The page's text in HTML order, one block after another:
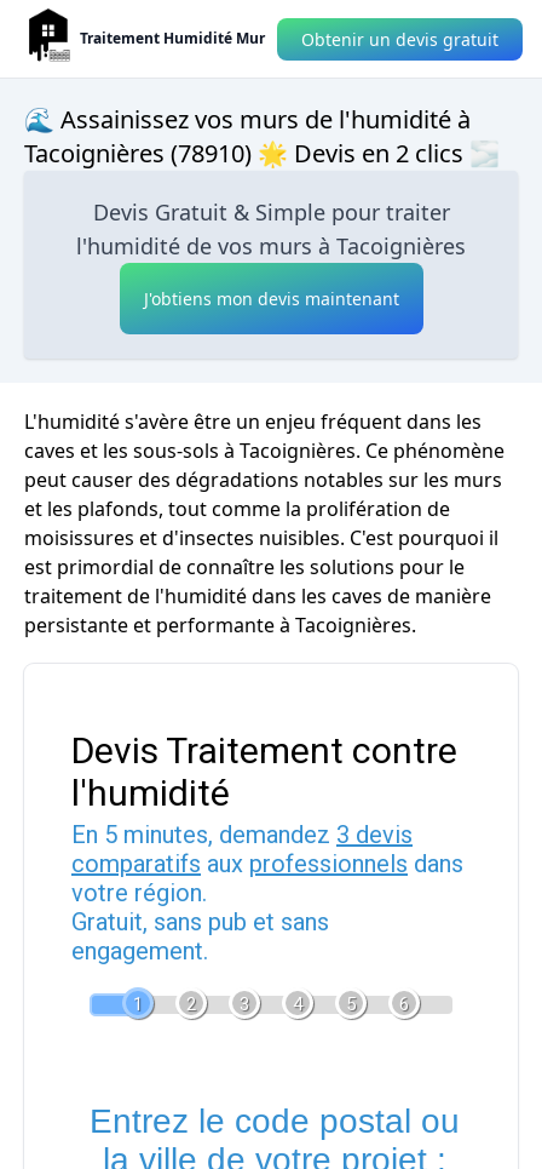
Traitement Humidité Mur Obtenir un devis gratuit
🌊 Assainissez vos murs de l'humidité à
Tacoignières (78910) 🌟 Devis en 2 clics 🌫
Devis Gratuit & Simple pour traiter
l'humidité de vos murs à Tacoignières
J'obtiens mon devis maintenant
L'humidité s'avère être un enjeu fréquent dans les
caves et les sous-sols à Tacoignières. Ce phénomène
peut causer des dégradations notables sur les murs
et les plafonds, tout comme la prolifération de
moisissures et d'insectes nuisibles. C'est pourquoi il
est primordial de connaître les solutions pour le
traitement de l'humidité dans les caves de manière
persistante et performante à Tacoignières.
Devis Traitement contre
l'humidité
En 5 minutes, demandez 3 devis
comparatifs aux professionnels dans
votre région.
Gratuit, sans pub et sans
engagement.
1 2 3 4 5 6
Entrez le code postal ou
la ville de votre projet :